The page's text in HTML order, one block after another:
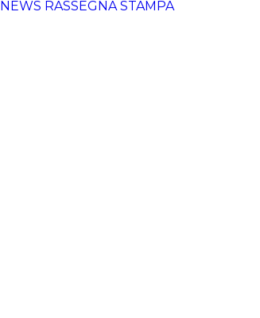
NEWS RASSEGNA STAMPA